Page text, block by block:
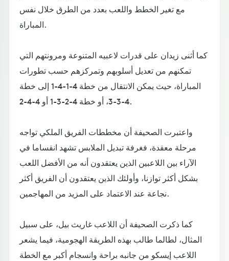
مع تغير الخطط واللعب بعدد من الطرق خلال نفس
المباراة.
كما أثنى زيدان على قدرات لاعبيه المتنوعة ومرونتهم التي
تمكنهم من تعديل أسلوبهم وتمركزهم حسب تطورات
المباراة، حيث يمكن الانتقال من خطة 4-1-4-1 إلى خطة
4-3-3، أو خطة 4-2-3-1 أو 4-4-2.
واعتبرت الصحيفة أن مخططات الفريق الملكي تواجه
مرحلة معقدة، فغرفة تبديل الملابس تشهد انقساما في
الآراء بين اللاعبين الذين يعتقدون أنه من الأفضل اللعب
بشكل أكثر توازنا، وأولئك الذين يعتقدون أن الفريق أكثر
نجاعة عند الاعتماد على المزيد من المهاجمين.
كما ذكرت الصحيفة أن اللاعب غاريث بيل، على سبيل
المثال، لطالما طالب بهذه الطريقة الهجومية، فيما يشعر
اللاعب إيسكو من جانبه براحة وانسجام أكبر مع الخطة